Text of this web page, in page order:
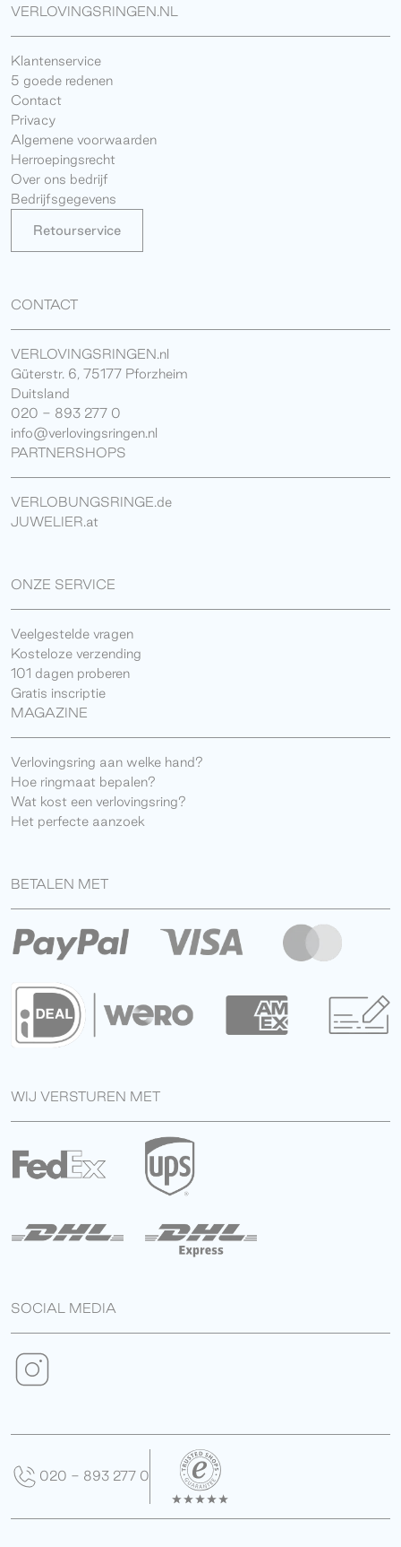
VERLOVINGSRINGEN.NL
Klantenservice
5 goede redenen
Contact
Privacy
Algemene voorwaarden
Herroepingsrecht
Over ons bedrijf
Bedrijfsgegevens
Retourservice
CONTACT
VERLOVINGSRINGEN.nl
Güterstr. 6, 75177 Pforzheim
Duitsland
020 - 893 277 0
info@verlovingsringen.nl
PARTNERSHOPS
VERLOBUNGSRINGE.de
JUWELIER.at
ONZE SERVICE
Veelgestelde vragen
Kosteloze verzending
101 dagen proberen
Gratis inscriptie
MAGAZINE
Verlovingsring aan welke hand?
Hoe ringmaat bepalen?
Wat kost een verlovingsring?
Het perfecte aanzoek
BETALEN MET
WIJ VERSTUREN MET
SOCIAL MEDIA
020 - 893 277 0